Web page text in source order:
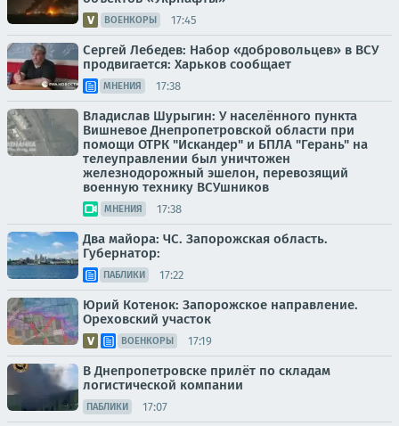
ВОЕНКОРЫ 17:45
Сергей Лебедев: Набор «добровольцев» в ВСУ
продвигается: Харьков сообщает
МНЕНИЯ 17:38
Владислав Шурыгин: У населённого пункта
Вишневое Днепропетровской области при
помощи ОТРК "Искандер" и БПЛА "Герань" на
телеуправлении был уничтожен
железнодорожный эшелон, перевозящий
военную технику ВСУшников
МНЕНИЯ 17:38
Два майора: ЧС. Запорожская область.
Губернатор:
ПАБЛИКИ 17:22
Юрий Котенок: Запорожское направление.
Ореховский участок
ВОЕНКОРЫ 17:19
В Днепропетровске прилёт по складам
логистической компании
ПАБЛИКИ 17:07